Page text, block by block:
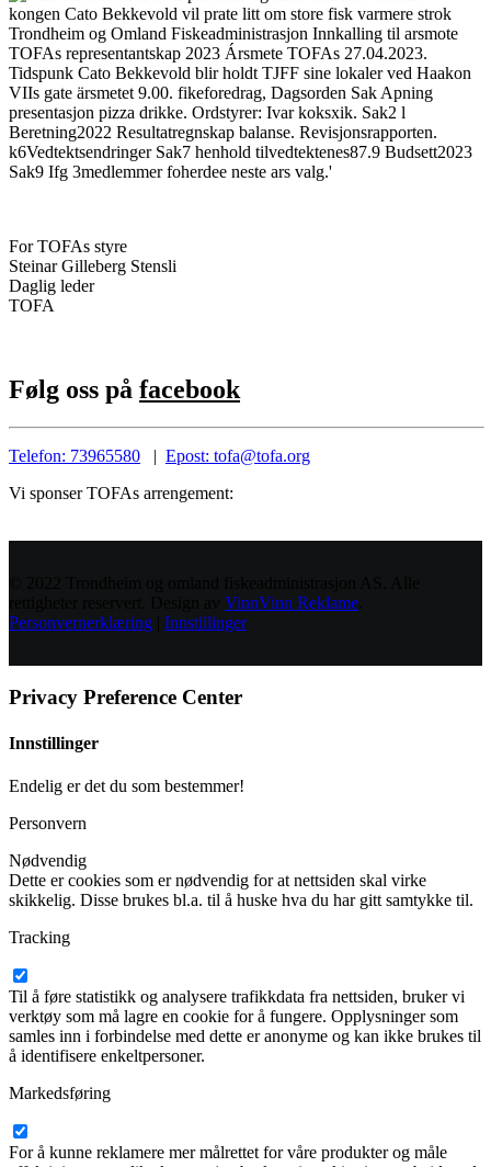
For TOFAs styre
Steinar Gilleberg Stensli
Daglig leder
TOFA
Følg oss på facebook
Telefon: 73965580 | Epost: tofa@tofa.org
Vi sponser TOFAs arrengement:
VinnVinn Reklame
Personvernerklæring
Innstillinger
Privacy Preference Center
Innstillinger
Endelig er det du som bestemmer!
Personvern
Nødvendig
Dette er cookies som er nødvendig for at nettsiden skal virke
skikkelig. Disse brukes bl.a. til å huske hva du har gitt samtykke til.
Tracking
Til å føre statistikk og analysere trafikkdata fra nettsiden, bruker vi
verktøy som må lagre en cookie for å fungere. Opplysninger som
samles inn i forbindelse med dette er anonyme og kan ikke brukes til
å identifisere enkeltpersoner.
Markedsføring
For å kunne reklamere mer målrettet for våre produkter og måle